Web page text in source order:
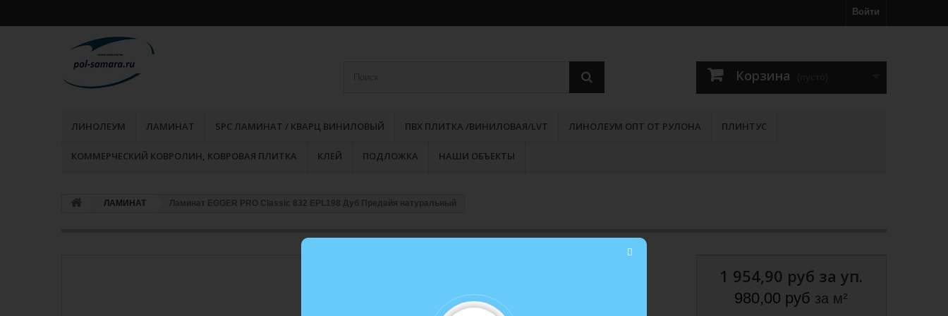
Войти
Корзина
ЛИНОЛЕУМ ЛАМИНАТ SPC ЛАМИНАТ / КВАРЦ ВИНИЛОВЫЙ ПВХ ПЛИТКА /ВИНИЛОВАЯ/LVT ЛИНОЛЕУМ ОПТ ОТ РУЛОНА ПЛИНТУС
КОММЕРЧЕСКИЙ КОВРОЛИН, КОВРОВАЯ ПЛИТКА КЛЕЙ ПОДЛОЖКА НАШИ ОБЪЕКТЫ
ЛАМИНАТ Ламинат EGGER PRO Classic 832 EPL198 Дуб Предайя натуральный
EPL198 Дуб Предайя натуральный
1 954,90 руб за уп.
980,00 руб за м²